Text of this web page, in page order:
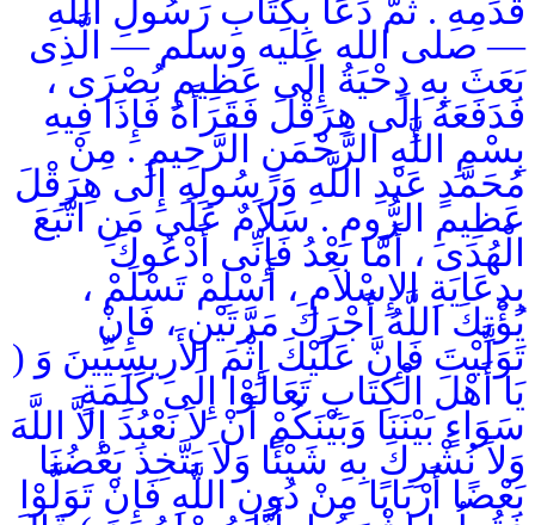
قَدَمِهِ . ثُمَّ دَعَا بِكِتَابِ رَسُولِ اللَّهِ
— صلى الله عليه وسلم — الَّذِى
بَعَثَ بِهِ دِحْيَةُ إِلَى عَظِيمِ بُصْرَى ،
فَدَفَعَهُ إِلَى هِرَقْلَ فَقَرَأَهُ فَإِذَا فِيهِ
بِسْمِ اللَّهِ الرَّحْمَنِ الرَّحِيمِ . مِنْ
مُحَمَّدٍ عَبْدِ اللَّهِ وَرَسُولِهِ إِلَى هِرَقْلَ
عَظِيمِ الرُّومِ . سَلاَمٌ عَلَى مَنِ اتَّبَعَ
الْهُدَى ، أَمَّا بَعْدُ فَإِنِّى أَدْعُوكَ
بِدِعَايَةِ الإِسْلاَمِ ، أَسْلِمْ تَسْلَمْ ،
يُؤْتِكَ اللَّهُ أَجْرَكَ مَرَّتَيْنِ ، فَإِنْ
تَوَلَّيْتَ فَإِنَّ عَلَيْكَ إِثْمَ الأَرِيسِيِّينَ وَ (
يَا أَهْلَ الْكِتَابِ تَعَالَوْا إِلَى كَلِمَةٍ
سَوَاءٍ بَيْنَنَا وَبَيْنَكُمْ أَنْ لاَ نَعْبُدَ إِلاَّ اللَّهَ
وَلاَ نُشْرِكَ بِهِ شَيْئًا وَلاَ يَتَّخِذَ بَعْضُنَا
بَعْضًا أَرْبَابًا مِنْ دُونِ اللَّهِ فَإِنْ تَوَلَّوْا